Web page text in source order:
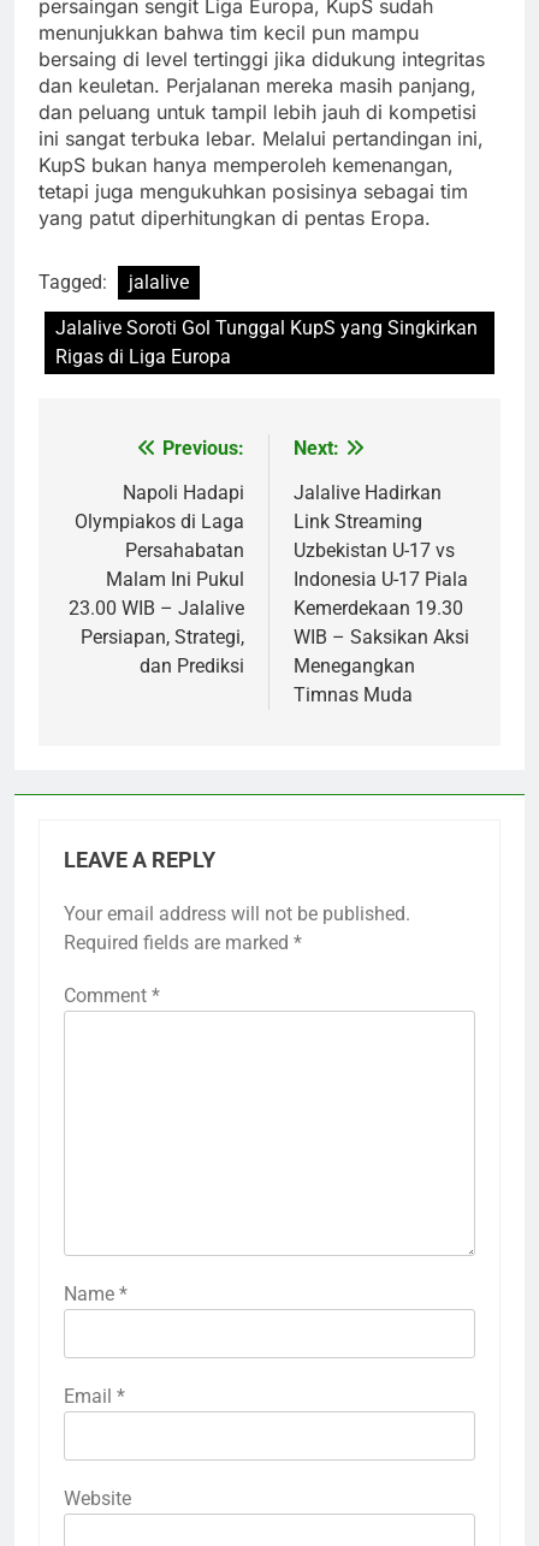
persaingan sengit Liga Europa, KupS sudah
menunjukkan bahwa tim kecil pun mampu
bersaing di level tertinggi jika didukung integritas
dan keuletan. Perjalanan mereka masih panjang,
dan peluang untuk tampil lebih jauh di kompetisi
ini sangat terbuka lebar. Melalui pertandingan ini,
KupS bukan hanya memperoleh kemenangan,
tetapi juga mengukuhkan posisinya sebagai tim
yang patut diperhitungkan di pentas Eropa.
Tagged:
jalalive
Jalalive Soroti Gol Tunggal KupS yang Singkirkan
Rigas di Liga Europa
navigation
Previous:
Napoli Hadapi
Olympiakos di Laga
Persahabatan
Malam Ini Pukul
23.00 WIB – Jalalive
Persiapan, Strategi,
dan Prediksi
Next:
Jalalive Hadirkan
Link Streaming
Uzbekistan U-17 vs
Indonesia U-17 Piala
Kemerdekaan 19.30
WIB – Saksikan Aksi
Menegangkan
Timnas Muda
LEAVE A REPLY
Your email address will not be published.
Required fields are marked *
Comment *
Name *
Email *
Website